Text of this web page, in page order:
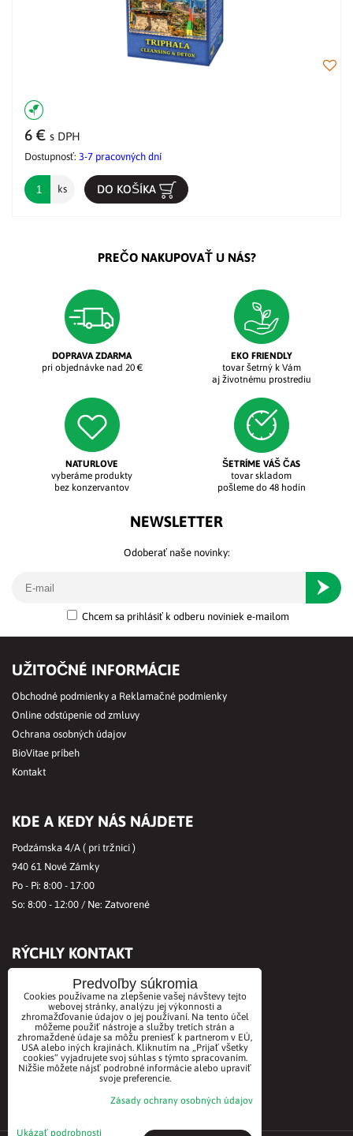
6 € s DPH
Dostupnosť: 3-7 pracovných dní
ks DO KOŠÍKA
PREČO NAKUPOVAŤ U NÁS?
DOPRAVA ZDARMA
pri objednávke nad 20 €
EKO FRIENDLY
tovar šetrný k Vám
aj životnému prostrediu
NATURLOVE
vyberáme produkty
bez konzervantov
ŠETRÍME VÁŠ ČAS
tovar skladom
pošleme do 48 hodín
NEWSLETTER
Odoberať naše novinky:
Chcem sa prihlásiť k odberu noviniek e-mailom
UŽITOČNÉ INFORMÁCIE
Obchodné podmienky a Reklamačné podmienky
Online odstúpenie od zmluvy
Ochrana osobných údajov
BioVitae príbeh
Kontakt
KDE A KEDY NÁS NÁJDETE
Podzámska 4/A ( pri tržnici )
940 61 Nové Zámky
Po - Pi: 8:00 - 17:00
So: 8:00 - 12:00 / Ne: Zatvorené
RÝCHLY KONTAKT
+421356421513
Mobil:+421901712584
Email:office@biovitae.sk
AKCEPTUJEME PLATBY KARTOU
Predvoľby súkromia
Cookies používame na zlepšenie vašej návštevy tejto
webovej stránky, analýzu jej výkonnosti a
zhromažďovanie údajov o jej používaní. Na tento účel
môžeme použiť nástroje a služby tretích strán a
zhromaždené údaje sa môžu preniesť k partnerom v EÚ,
USA alebo iných krajinách. Kliknutím na „Prijať všetky
cookies“ vyjadrujete svoj súhlas s týmto spracovaním.
Nižšie môžete nájsť podrobné informácie alebo upraviť
svoje preferencie.
Zásady ochrany osobných údajov
Ukázať podrobnosti